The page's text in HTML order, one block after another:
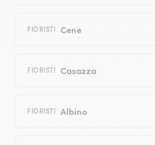
FIORISTI Cene
FIORISTI Casazza
FIORISTI Albino